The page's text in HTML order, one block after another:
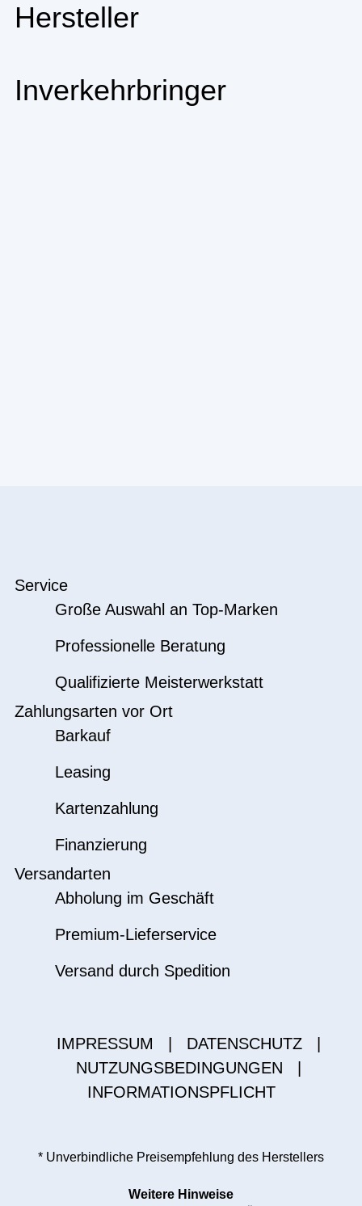
Hersteller
Inverkehrbringer
Service
Große Auswahl an Top-Marken
Professionelle Beratung
Qualifizierte Meisterwerkstatt
Zahlungsarten vor Ort
Barkauf
Leasing
Kartenzahlung
Finanzierung
Versandarten
Abholung im Geschäft
Premium-Lieferservice
Versand durch Spedition
IMPRESSUM DATENSCHUTZ
NUTZUNGSBEDINGUNGEN
INFORMATIONSPFLICHT
* Unverbindliche Preisempfehlung des Herstellers
Weitere Hinweise